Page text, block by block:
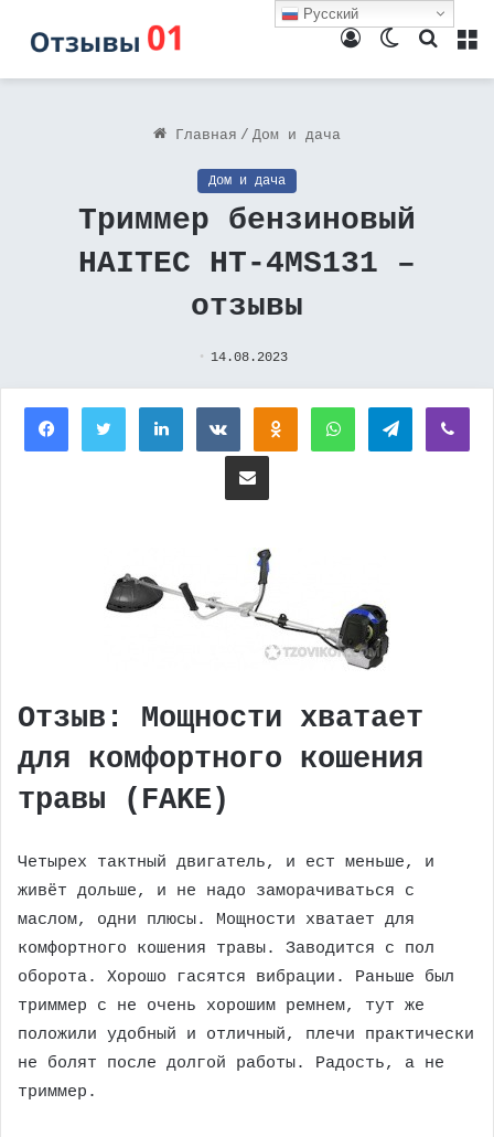
Поиск
Switch
Войти
Главная / Дом и дача
Дом и дача
Триммер бензиновый
HAITEC HT-4MS131 –
отзывы
14.08.2023
FacebookTwitterLinkedInВконтактеОдноклассники
WhatsAppTelegram
Поделиться через электронную почту
Отзыв: Мощности хватает
для комфортного кошения
травы (FAKE)
Четырех тактный двигатель, и ест меньше, и
живёт дольше, и не надо заморачиваться с
маслом, одни плюсы. Мощности хватает для
комфортного кошения травы. Заводится с пол
оборота. Хорошо гасятся вибрации. Раньше был
триммер с не очень хорошим ремнем, тут же
положили удобный и отличный, плечи практически
не болят после долгой работы. Радость, а не
триммер.
Русский